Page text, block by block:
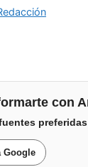
con
Google